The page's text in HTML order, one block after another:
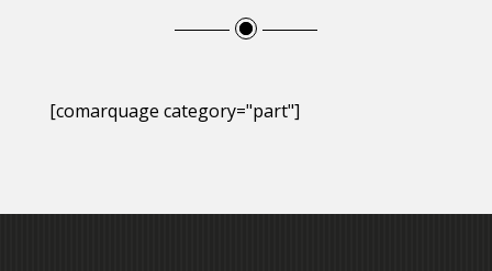
[comarquage category="part"]